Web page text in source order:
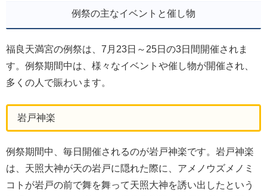
例祭の主なイベントと催し物
福良天満宮の例祭は、7月23日～25日の3日間開催されま
す。例祭期間中は、様々なイベントや催し物が開催され、
多くの人で賑わいます。
岩戸神楽
例祭期間中、毎日開催されるのが岩戸神楽です。岩戸神楽
は、天照大神が天の岩戸に隠れた際に、アメノウズメノミ
コトが岩戸の前で舞を舞って天照大神を誘い出したという